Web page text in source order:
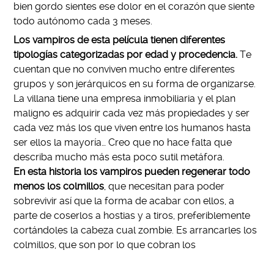
bien gordo sientes ese dolor en el corazón que siente
todo autónomo cada 3 meses.
Los vampiros de esta película tienen diferentes
tipologías categorizadas por edad y procedencia. Te
cuentan que no conviven mucho entre diferentes
grupos y son jerárquicos en su forma de organizarse.
La villana tiene una empresa inmobiliaria y el plan
maligno es adquirir cada vez más propiedades y ser
cada vez más los que viven entre los humanos hasta
ser ellos la mayoría… Creo que no hace falta que
describa mucho más esta poco sutil metáfora.
En esta historia los vampiros pueden regenerar todo
menos los colmillos, que necesitan para poder
sobrevivir así que la forma de acabar con ellos, a
parte de coserlos a hostias y a tiros, preferiblemente
cortándoles la cabeza cual zombie. Es arrancarles los
colmillos, que son por lo que cobran los